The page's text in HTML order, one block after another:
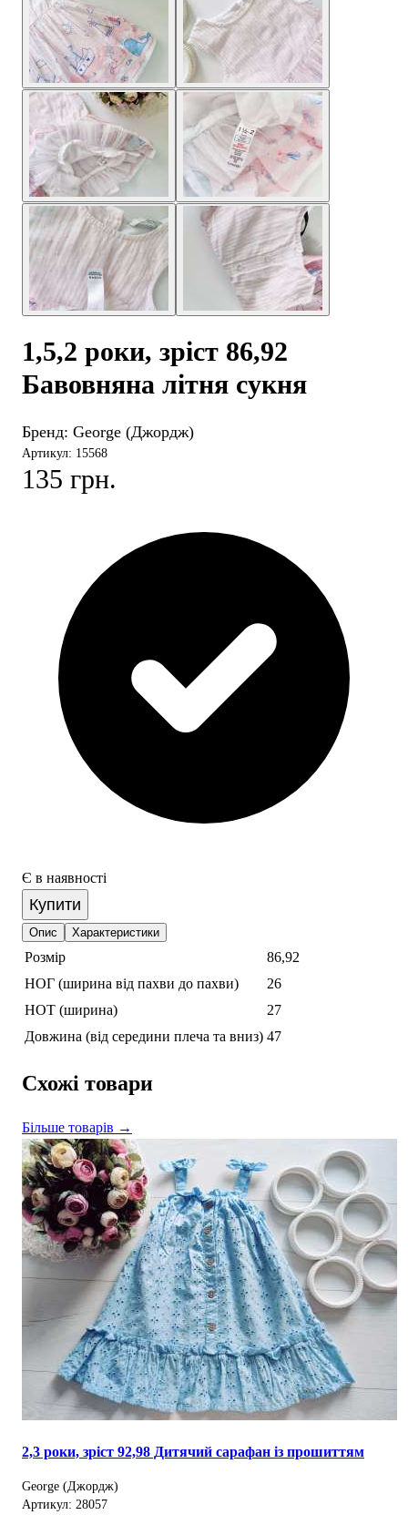
1,5,2 роки, зріст 86,92
Бавовняна літня сукня
Бренд: George (Джордж)
Артикул: 15568
135 грн.
Є в наявності
Купити
Опис Характеристики
Розмір
86,92
НОГ (ширина від пахви до пахви)
26
НОТ (ширина)
27
Довжина (від середини плеча та вниз) 47
Схожі товари
Більше товарів →
2,3 роки, зріст 92,98 Дитячий сарафан із прошиттям
George (Джордж)
Артикул: 28057